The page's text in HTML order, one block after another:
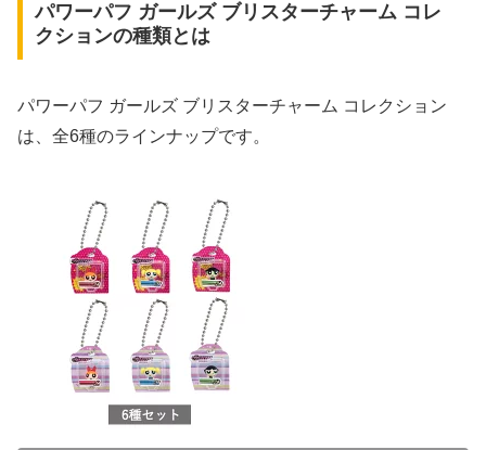
パワーパフ ガールズ ブリスターチャーム コレ
クションの種類とは
パワーパフ ガールズ ブリスターチャーム コレクション
は、全6種のラインナップです。